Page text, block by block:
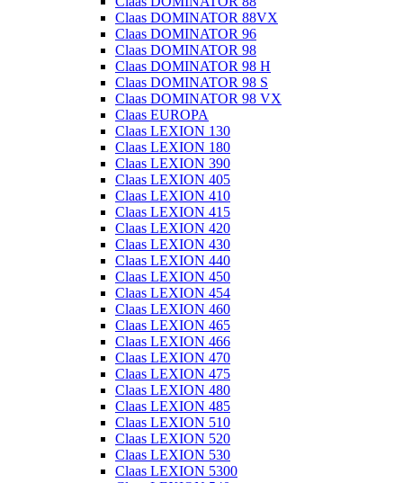
Claas DOMINATOR 88VX
Claas DOMINATOR 96
Claas DOMINATOR 98
Claas DOMINATOR 98 H
Claas DOMINATOR 98 S
Claas DOMINATOR 98 VX
Claas EUROPA
Claas LEXION 130
Claas LEXION 180
Claas LEXION 390
Claas LEXION 405
Claas LEXION 410
Claas LEXION 415
Claas LEXION 420
Claas LEXION 430
Claas LEXION 440
Claas LEXION 450
Claas LEXION 454
Claas LEXION 460
Claas LEXION 465
Claas LEXION 466
Claas LEXION 470
Claas LEXION 475
Claas LEXION 480
Claas LEXION 485
Claas LEXION 510
Claas LEXION 520
Claas LEXION 530
Claas LEXION 5300